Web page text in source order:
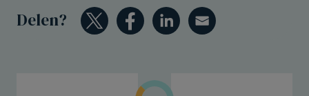
Delen?